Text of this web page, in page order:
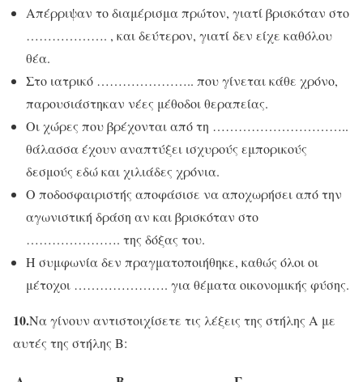
Απέρριψαν το διαμέρισμα πρώτον, γιατί βρισκόταν στο
………………. , και δεύτερον, γιατί δεν είχε καθόλου
θέα.
Στο ιατρικό ………………….. που γίνεται κάθε χρόνο,
παρουσιάστηκαν νέες μέθοδοι θεραπείας.
Οι χώρες που βρέχονται από τη …………………………..
θάλασσα έχουν αναπτύξει ισχυρούς εμπορικούς
δεσμούς εδώ και χιλιάδες χρόνια.
Ο ποδοσφαιριστής αποφάσισε να αποχωρήσει από την
αγωνιστική δράση αν και βρισκόταν στο
…………………. της δόξας του.
Η συμφωνία δεν πραγματοποιήθηκε, καθώς όλοι οι
μέτοχοι …………………. για θέματα οικονομικής φύσης.
10.Να γίνουν αντιστοιχίσετε τις λέξεις της στήλης Α με
αυτές της στήλης Β: